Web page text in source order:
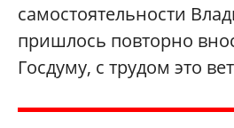
самостоятельности
пришлось повторно
Госдуму, с трудом это